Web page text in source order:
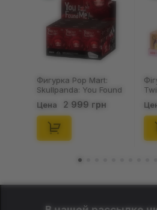
Фигурка Pop Mart:
Skullpanda: You Found
Me!: Plush Doll Pendant
Series (Blind Box: 1 з
10) (Secret Edition),
(29347)
Цена 2 999 грн